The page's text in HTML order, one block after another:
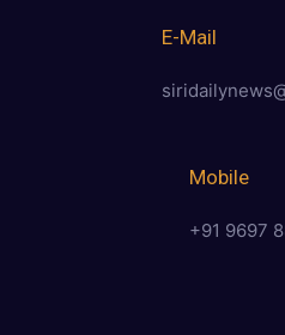
E-Mail
Mobile
+91 9697